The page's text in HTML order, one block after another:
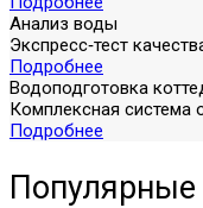
Анализ воды
Экспресс‑тест
Подробнее
Водоподготовка
Комплексная система
Подробнее